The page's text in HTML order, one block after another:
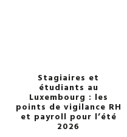
Stagiaires et
étudiants au
Luxembourg : les
points de vigilance RH
et payroll pour l’été
2026